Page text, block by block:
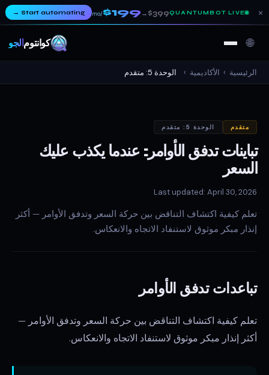
QUANTUMBOT LIVE
$399
→
$199
/mo
Start automating
→ ×
كوانتومألجو 🌐
الرئيسية › الأكاديمية › الوحدة 5: متقدم
متقدم الوحدة 5: متقدم
تباينات تدفق الأوامر: عندما يكذب عليك
السعر
Last updated: April 30, 2026
تعلم كيفية اكتشاف التناقض بين حركة السعر وتدفق الأوامر — أكثر
إنذار مبكر موثوق لاستنفاد الاتجاه والانعكاس.
تباعدات تدفق الأوامر
تعلم كيفية اكتشاف التناقض بين حركة السعر وتدفق الأوامر —
أكثر إنذار مبكر موثوق لاستنفاد الاتجاه والانعكاس.